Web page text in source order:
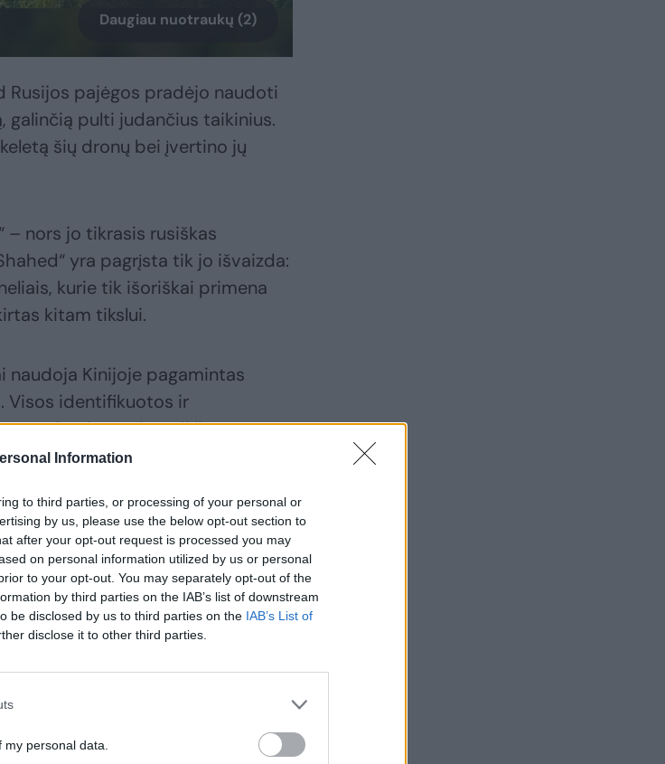
Information
to third parties, or processing of your personal or
by us, please use the below opt-out section to
after your opt-out request is processed you may
on personal information utilized by us or personal
to your opt-out. You may separately opt-out of the
by third parties on the IAB’s list of downstream
be disclosed by us to third parties on the IAB’s List of
disclose it to other third parties.
personal data.
Daugiau nuotraukų (2)
Rusijos pajėgos pradėjo naudoti
galinčią pulti judančius taikinius.
šių dronų bei įvertino jų
– nors jo tikrasis rusiškas
yra pagrįsta tik jo išvaizda:
kurie tik išoriškai primena
kitam tikslui.
naudoja Kinijoje pagamintas
Visos identifikuotos ir
ir variklius, yra
yra Kinijos bendrovė „CUAV
Rusai